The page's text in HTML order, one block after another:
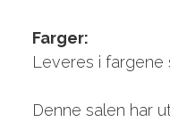
Farger:
Leveres i fargene
Denne salen har